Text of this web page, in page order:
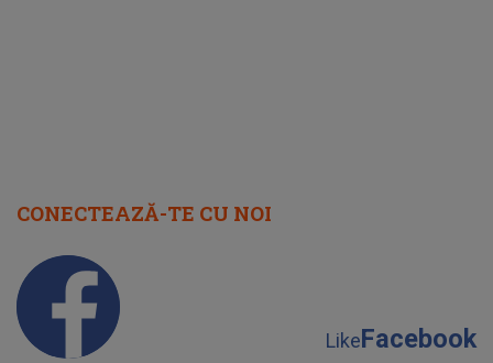
CONECTEAZĂ-TE CU NOI
LikeFacebook